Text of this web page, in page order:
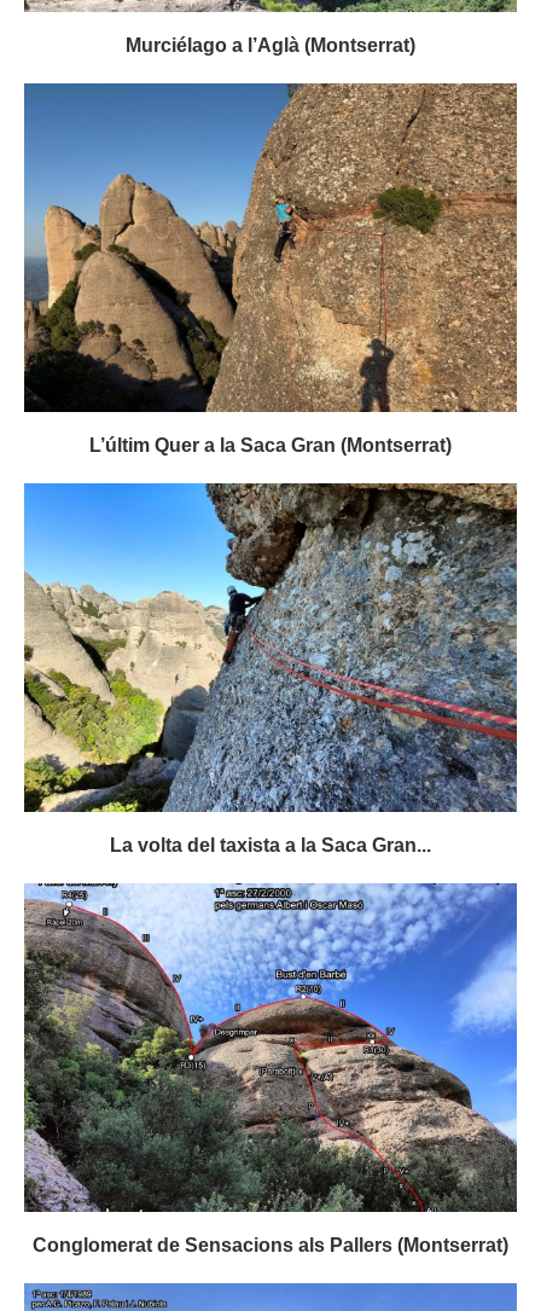
Murciélago a l’Aglà (Montserrat)
L’últim Quer a la Saca Gran (Montserrat)
La volta del taxista a la Saca Gran...
Conglomerat de Sensacions als Pallers (Montserrat)